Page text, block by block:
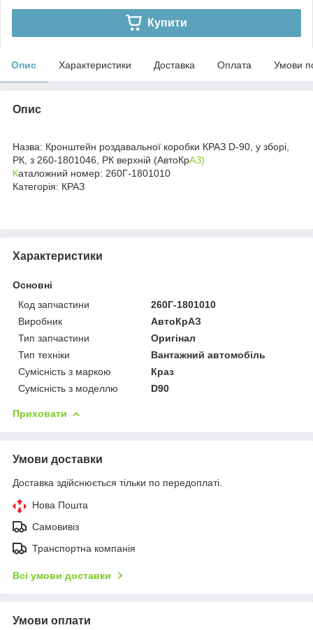
Купити
Опис Характеристики Доставка Оплата Умови
Опис
Назва: Кронштейн роздавальної коробки КРАЗ D-90, у зборі,
РК, з 260-1801046, РК верхній (АвтоКрАЗ)
Каталожний номер: 260Г-1801010
Категорія: КРАЗ
Характеристики
Основні
Код запчастини
260Г-1801010
Виробник
АвтоКрАЗ
Тип запчастини
Оригінал
Тип техніки
Вантажний автомобіль
Сумісність з маркою
Краз
Сумісність з моделлю
D90
Приховати
Умови доставки
Доставка здійснюється тільки по передоплаті.
Нова Пошта
Самовивіз
Транспортна компанія
Всі умови доставки
Умови оплати